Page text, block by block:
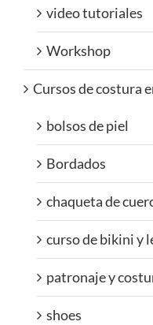
video tutoriales
Workshop
Cursos de costura
bolsos de piel
Bordados
chaqueta de
curso de bikini y
patronaje y
shoes